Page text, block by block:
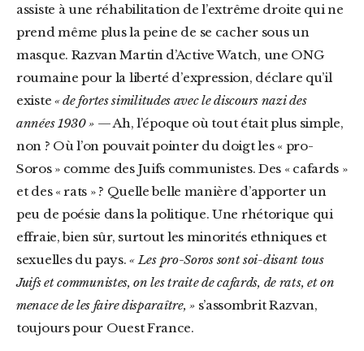
assiste à une réhabilitation de l’extrême droite qui ne
prend même plus la peine de se cacher sous un
masque. Razvan Martin d’Active Watch, une ONG
roumaine pour la liberté d’expression, déclare qu’il
existe « de fortes similitudes avec le discours nazi des
années 1930 » — Ah, l’époque où tout était plus simple,
non ? Où l’on pouvait pointer du doigt les « pro-
Soros » comme des Juifs communistes. Des « cafards »
et des « rats » ? Quelle belle manière d’apporter un
peu de poésie dans la politique. Une rhétorique qui
effraie, bien sûr, surtout les minorités ethniques et
sexuelles du pays.« Les pro-Soros sont soi-disant tous
Juifs et communistes, on les traite de cafards, de rats, et on
menace de les faire disparaître, » s’assombrit Razvan,
toujours pour Ouest France.